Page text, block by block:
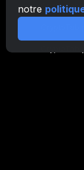
notreCryptoTab